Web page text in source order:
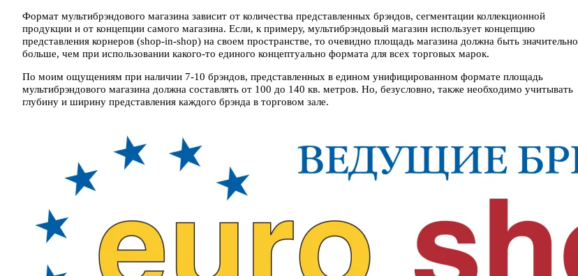
Формат мультибрэндового магазина зависит от количества представленных брэндов, сегментации коллекционной
продукции и от концепции самого магазина. Если, к примеру, мультибрэндовый магазин использует концепцию
представления корнеров (shop-in-shop) на своем пространстве, то очевидно площадь магазина должна быть значительно
больше, чем при использовании какого-то единого концептуально формата для всех торговых марок.
По моим ощущениям при наличии 7-10 брэндов, представленных в едином унифицированном формате площадь
мультибрэндового магазина должна составлять от 100 до 140 кв. метров. Но, безусловно, также необходимо учитывать
глубину и ширину представления каждого брэнда в торговом зале.